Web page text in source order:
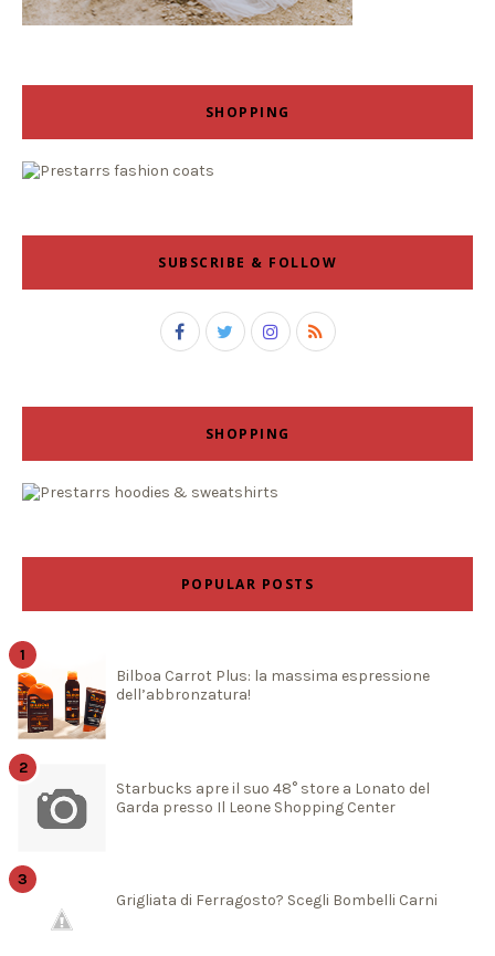
SHOPPING
SUBSCRIBE & FOLLOW
SHOPPING
POPULAR POSTS
Bilboa Carrot Plus: la massima espressione
dell’abbronzatura!
Starbucks apre il suo 48° store a Lonato del
Garda presso Il Leone Shopping Center
Grigliata di Ferragosto? Scegli Bombelli Carni